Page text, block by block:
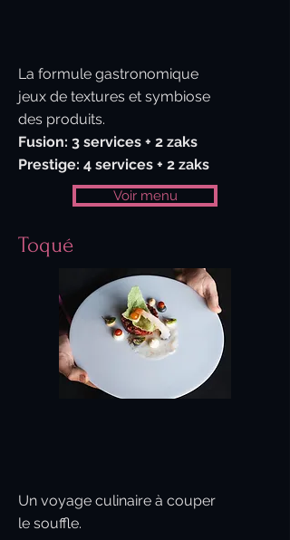
La formule gastronomique
jeux de textures et symbiose
des produits.
Fusion: 3 services + 2 zaks
Prestige: 4 services + 2 zaks
Voir menu
Toqué
Un voyage culinaire à couper
le souffle.